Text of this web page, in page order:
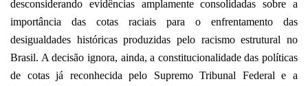
desconsiderando evidências amplamente consolidadas sobre a
importância das cotas raciais para o enfrentamento das
desigualdades históricas produzidas pelo racismo estrutural no
Brasil. A decisão ignora, ainda, a constitucionalidade das políticas
de cotas já reconhecida pelo Supremo Tribunal Federal e a